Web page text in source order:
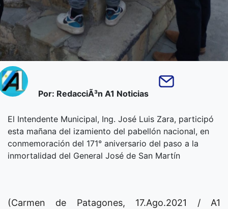
Por: RedacciÃ³n A1 Noticias
El Intendente Municipal, Ing. José Luis Zara, participó
esta mañana del izamiento del pabellón nacional, en
conmemoración del 171° aniversario del paso a la
inmortalidad del General José de San Martín
(Carmen de Patagones, 17.Ago.2021 / A1